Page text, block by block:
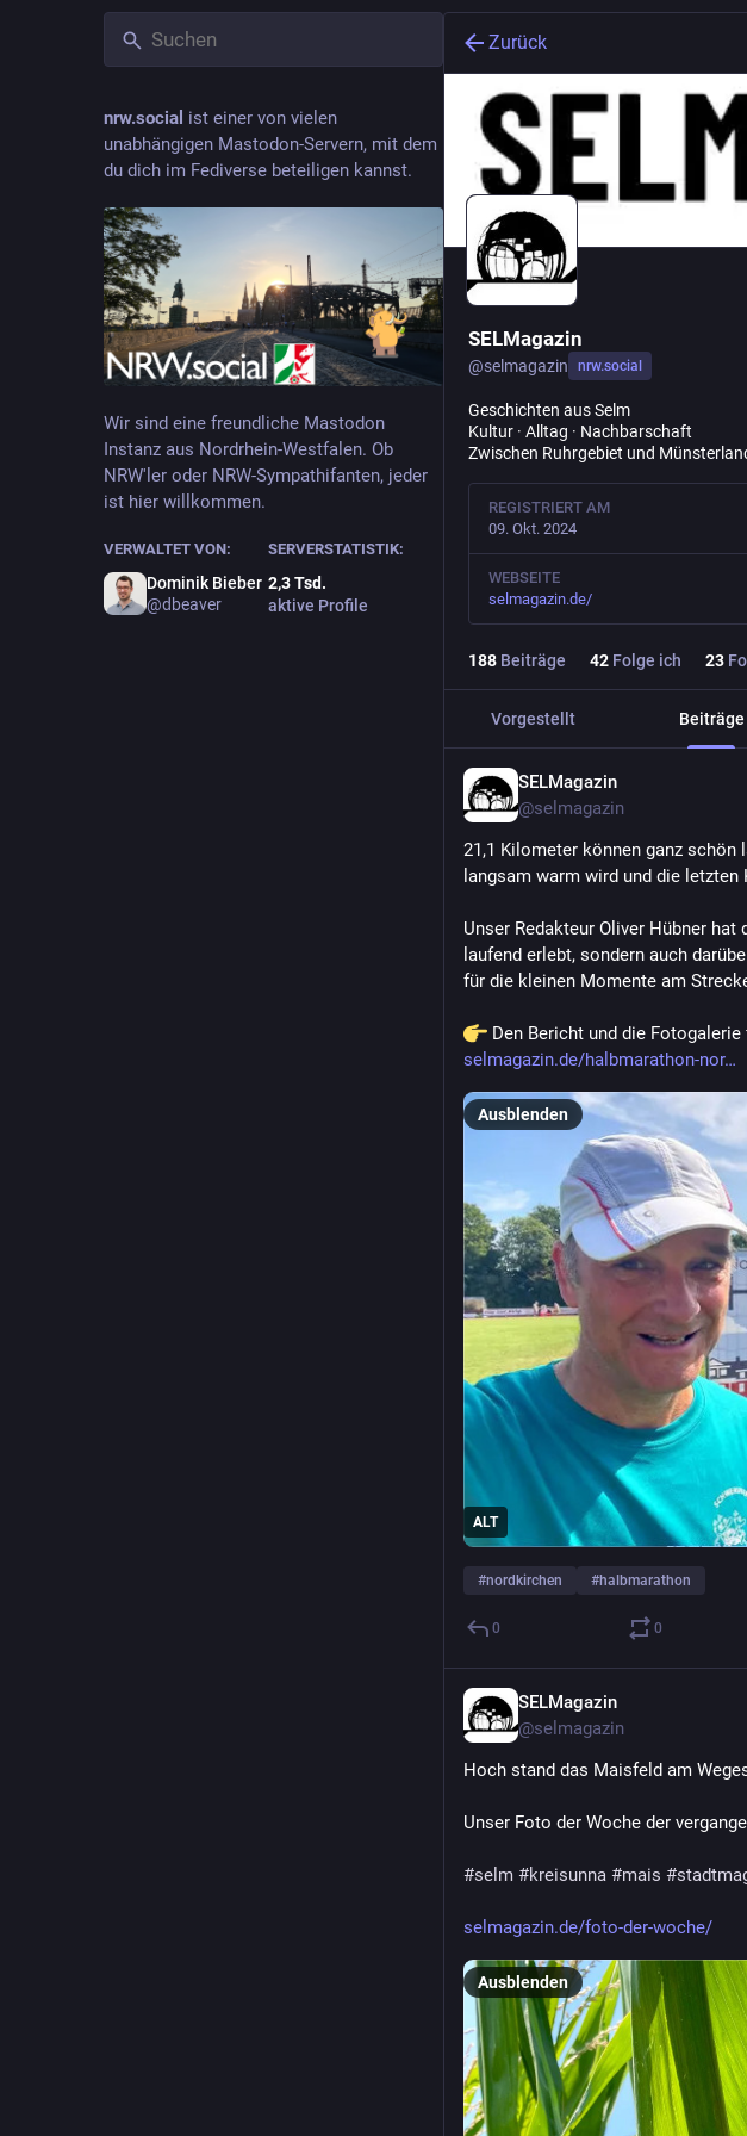
nrw.social ist einer von vielen
unabhängigen Mastodon-Servern, mit dem
du dich im Fediverse beteiligen kannst.
Wir sind eine freundliche Mastodon
Instanz aus Nordrhein-Westfalen. Ob
NRW'ler oder NRW-Sympathifanten, jeder
ist hier willkommen.
VERWALTET VON:
Dominik Bieber
@dbeaver
SERVERSTATISTIK:
2,3Tsd.
aktive Profile
Zurück
SELMagazin
@selmagazin nrw.social
Geschichten aus Selm
Kultur · Alltag · Nachbarschaft
Zwischen Ruhrgebiet und
REGISTRIERT AM
09. Okt. 2024
WEBSEITE
selmagazin.de/
188 Beiträge 42 Folge ich 23
Vorgestellt Beiträge
SELMagazin
@selmagazin
21,1 Kilometer können ganz schön
langsam warm wird und die letzten
Unser Redakteur Oliver Hübner
laufend erlebt, sondern auch
für die kleinen Momente am
Den Bericht und die
selmagazin.de/halbmarathon-nor
ALT
Ausblenden
#nordkirchen #halbmarathon
0 0
SELMagazin
@selmagazin
Hoch stand das Maisfeld am
Unser Foto der Woche der
#selm #kreisunna #mais #
selmagazin.de/foto-der-woche/
Ausblenden